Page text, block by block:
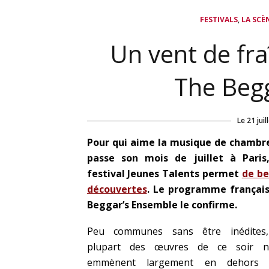
FESTIVALS, LA
Un vent de
The
Le 21
Pour qui aime la musique de
passe son mois de juillet à
festival Jeunes Talents permet de
découvertes. Le programme
Beggar’s Ensemble le confirme.
Peu communes sans être
plupart des œuvres de ce soir
emmènent largement en dehors